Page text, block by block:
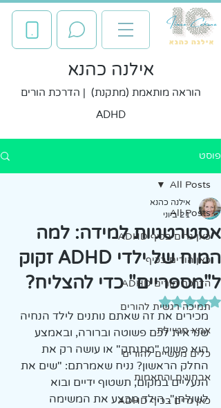
אילנה כהנא
הוראה מותאמת (מתקנת) | הדרכת הורים
ADHD
פוסט
All Posts
כאן גרים בכיף ADHD
כאן הורים בכיף
הדרכת הורים ADHD
תמיכה רגשית להורים
אמא מטיילת
כלים מעשיים להורים
אבחונים והתאמות
כאן גרים בכיף ADHD
All Posts
אסטרטגיות למידה: למה
המוח של ילדי ADHD זקוק
ל"מספריים" כדי להצליח?
אילנה כהנא
21 ביוני
דירוג של NaN מתוך 5 כוכבים
מכירים את זה שאתם נותנים לילד הנחיה
שנראית לכם פשוטה וברורה, ובאמצע
הוא פשוט "מתנתק" או עושה רק את
החלק הראשון? נניח שאמרתם: "שים את
הנעליים במקום, תשטוף ידיים ובוא
לשולחן". הילד מבצע את המשימה